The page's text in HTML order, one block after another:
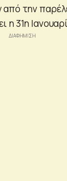
από την
η 31η